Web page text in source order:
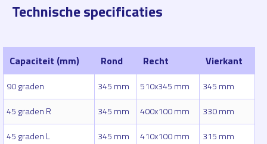
Technische specificaties
Capaciteit (mm) Rond Recht Vierkant
90 graden 345 mm 510x345 mm
345 mm
45 graden R
345 mm 400x100 mm
330 mm
45 graden L
345 mm 410x100 mm
315 mm